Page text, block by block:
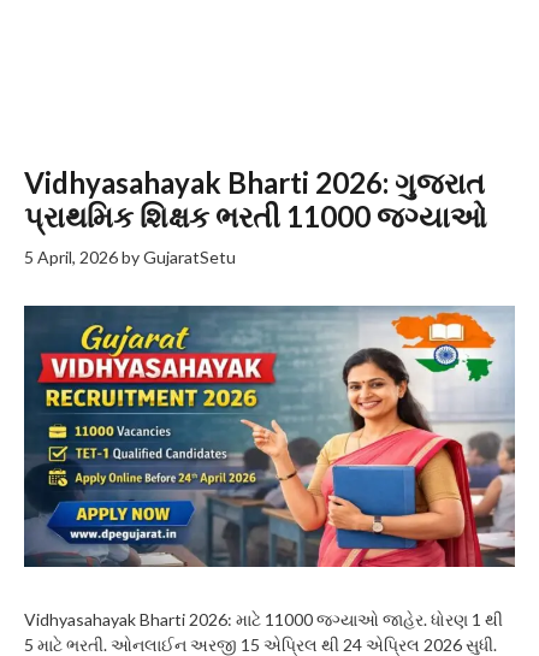
Vidhyasahayak Bharti 2026: ગુજરાત
પ્રાથમિક શિક્ષક ભરતી 11000 જગ્યાઓ
5 April, 2026byGujaratSetu
Vidhyasahayak Bharti 2026: માટે 11000 જગ્યાઓ જાહેર. ધોરણ 1 થી
5 માટે ભરતી. ઓનલાઈન અરજી 15 એપ્રિલ થી 24 એપ્રિલ 2026 સુધી.